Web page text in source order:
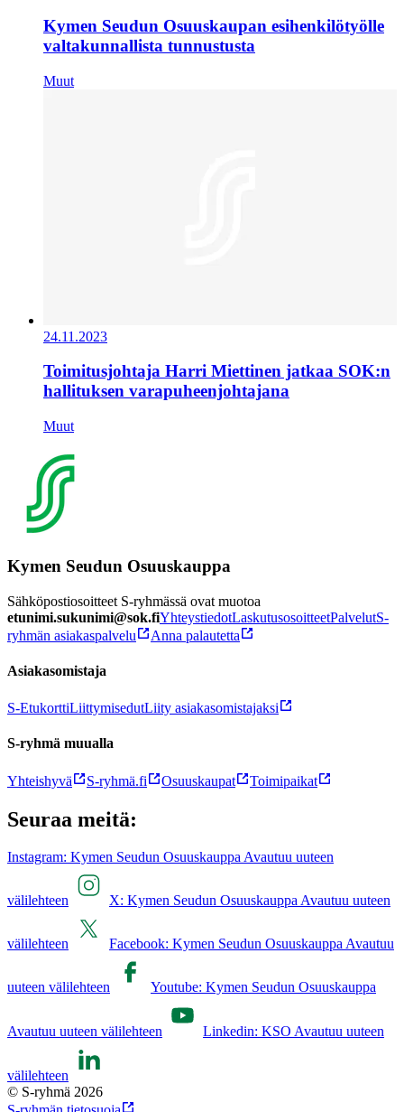
Kymen Seudun Osuuskaupan esihenkilötyölle
valtakunnallista tunnustusta
Muut
24.11.2023
Toimitusjohtaja Harri Miettinen jatkaa SOK:n
hallituksen varapuheenjohtajana
Muut
Kymen Seudun Osuuskauppa
Sähköpostiosoitteet S-ryhmässä ovat muotoa
etunimi.sukunimi@sok.fiYhteystiedotLaskutusosoitteetPalvelutS-
ryhmän asiakaspalvelu
Anna palautetta
Asiakasomistaja
S-EtukorttiLiittymisedutLiity asiakasomistajaksi
S-ryhmä muualla
Yhteishyvä S-ryhmä.fi Osuuskaupat Toimipaikat
Seuraa meitä:
Instagram: Kymen Seudun Osuuskauppa Avautuu uuteen
välilehteen X: Kymen Seudun Osuuskauppa Avautuu uuteen
välilehteen Facebook: Kymen Seudun Osuuskauppa Avautuu
uuteen välilehteen Youtube: Kymen Seudun Osuuskauppa
Avautuu uuteen välilehteen Linkedin: KSO Avautuu uuteen
välilehteen
© S-ryhmä 2026